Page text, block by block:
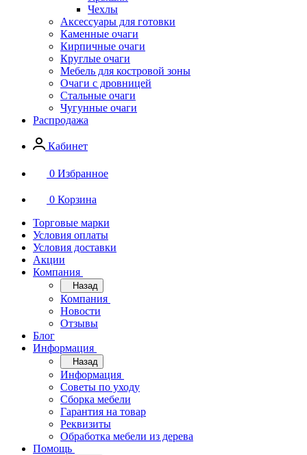
Чехлы
Аксессуары для готовки
Каменные очаги
Кирпичные очаги
Круглые очаги
Мебель для костровой зоны
Очаги с дровницей
Стальные очаги
Чугунные очаги
Распродажа
Кабинет
0 Избранное
0 Корзина
Торговые марки
Условия оплаты
Условия доставки
Акции
Компания
Назад
Компания
Новости
Отзывы
Блог
Информация
Назад
Информация
Советы по уходу
Сборка мебели
Гарантия на товар
Реквизиты
Обработка мебели из дерева
Помощь